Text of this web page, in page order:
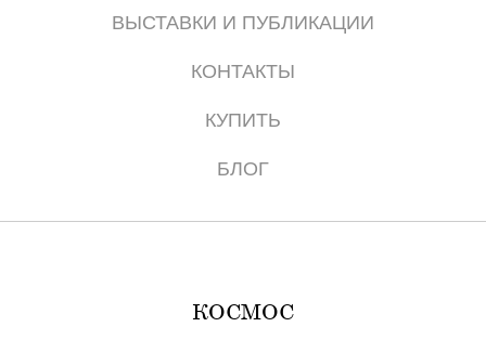
ВЫСТАВКИ И ПУБЛИКАЦИИ
КОНТАКТЫ
КУПИТЬ
БЛОГ
КОСМОС